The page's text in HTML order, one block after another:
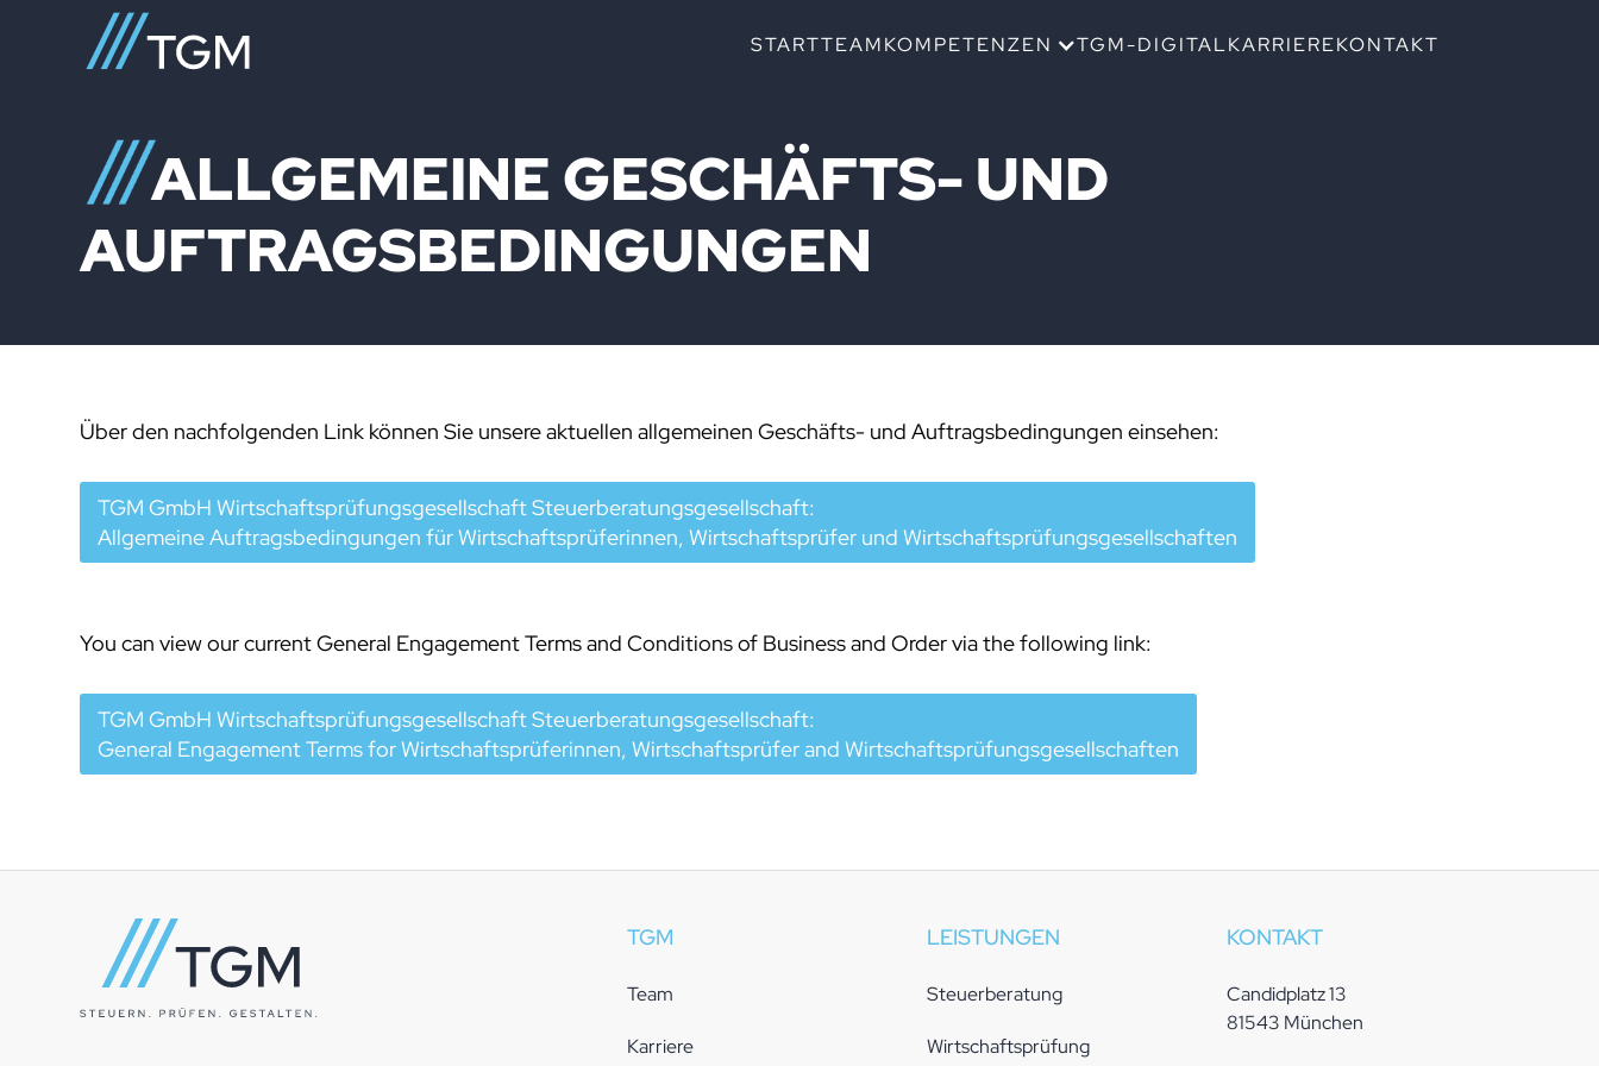
STARTTEAMKOMPETENZEN TGM-DIGITALKARRIEREKONTAKT
ALLGEMEINE GESCHÄFTS- UND
AUFTRAGSBEDINGUNGEN
Über den nachfolgenden Link können Sie unsere aktuellen allgemeinen Geschäfts- und Auftragsbedingungen einsehen:
TGM GmbH Wirtschaftsprüfungsgesellschaft Steuerberatungsgesellschaft:
Allgemeine Auftragsbedingungen für Wirtschaftsprüferinnen, Wirtschaftsprüfer und Wirtschaftsprüfungsgesellschaften
You can view our current General Engagement Terms and Conditions of Business and Order via the following link:
TGM GmbH Wirtschaftsprüfungsgesellschaft Steuerberatungsgesellschaft:
General Engagement Terms for Wirtschaftsprüferinnen, Wirtschaftsprüfer and Wirtschaftsprüfungsgesellschaften
TGM
Team
Karriere
LEISTUNGEN
Steuerberatung
Wirtschaftsprüfung
KONTAKT
Candidplatz 13
81543 München